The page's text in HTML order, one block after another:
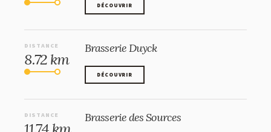
DÉCOUVRIR
DISTANCE
8.72 km
Brasserie Duyck
DÉCOUVRIR
DISTANCE Brasserie des Sources